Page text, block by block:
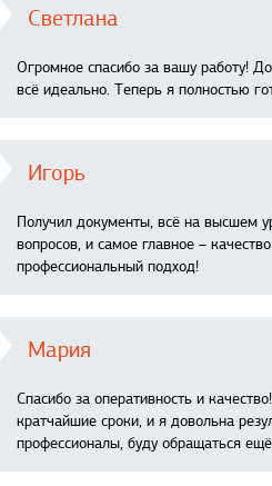
Светлана
Огромное спасибо за вашу работу!
всё идеально. Теперь я полностью
Игорь
Получил документы, всё на высшем
вопросов, и самое главное –
профессиональный подход!
Мария
Спасибо за оперативность и
кратчайшие сроки, и я довольна
профессионалы, буду обращаться